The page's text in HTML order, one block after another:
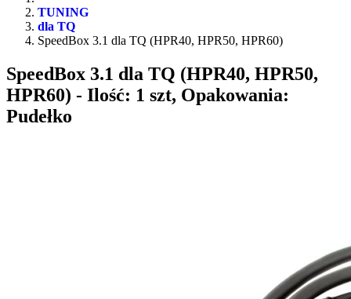
TUNING
dla TQ
SpeedBox 3.1 dla TQ (HPR40, HPR50, HPR60)
SpeedBox 3.1 dla TQ (HPR40, HPR50,
HPR60) - Ilość: 1 szt, Opakowania:
Pudełko